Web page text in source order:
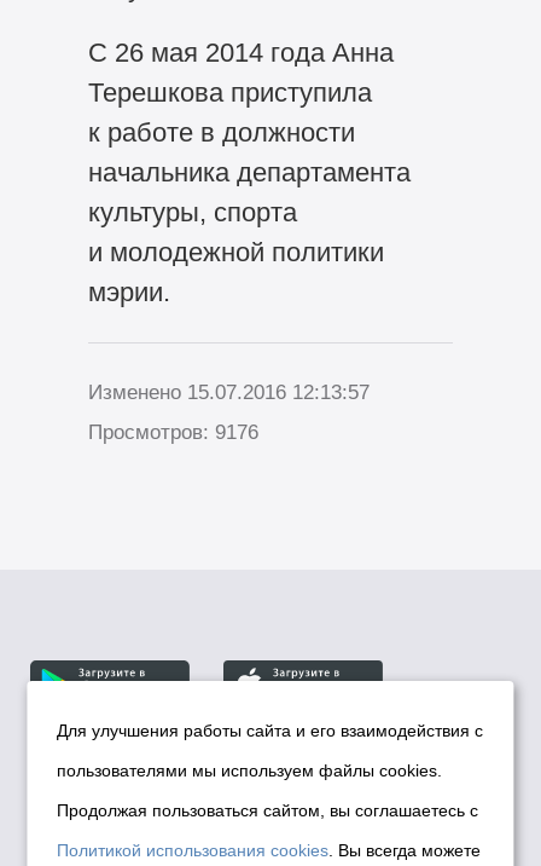
С 26 мая 2014 года Анна
Терешкова приступила
к работе в должности
начальника департамента
культуры, спорта
и молодежной политики
мэрии.
Изменено 15.07.2016 12:13:57
Просмотров: 9176
© Департамент информационной политики мэрии
города Новосибирска, 2026
Политика использования Cookies
Для улучшения работы сайта и его взаимодействия с
пользователями мы используем файлы cookies.
Продолжая пользоваться сайтом, вы соглашаетесь с
Политикой использования cookies . Вы всегда можете